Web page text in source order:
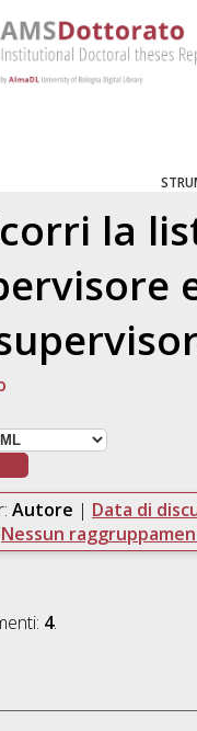
la
Autore | Data di
Nessun
4.